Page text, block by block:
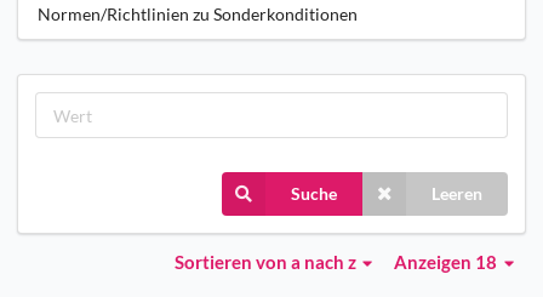
Normen/Richtlinien zu Sonderkonditionen
Suche Leeren
Anzeigen 18
Sortieren von a nach z